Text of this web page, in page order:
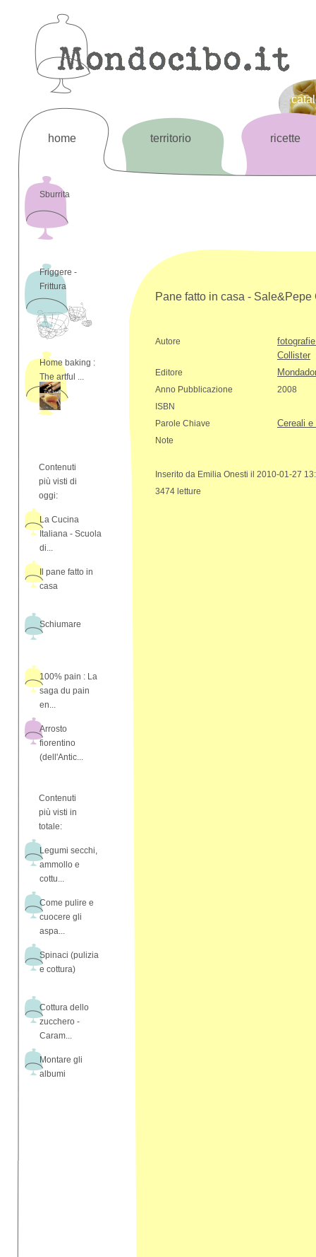
home territorio ricette
Sburrita
Friggere -
Frittura
Home baking :
The artful ...
Contenuti
più visti di
oggi:
La Cucina
Italiana - Scuola
di...
Il pane fatto in
casa
Schiumare
100% pain : La
saga du pain
en...
Arrosto
fiorentino
(dell'Antic...
Contenuti
più visti in
totale:
Legumi secchi,
ammollo e
cottu...
Come pulire e
cuocere gli
aspa...
Spinaci (pulizia
e cottura)
Cottura dello
zucchero -
Caram...
Montare gli
albumi
Pane fatto in casa - Sale&Pepe
Autore
Collister
Editore
Anno Pubblicazione
2008
ISBN
Parole Chiave
Cereali e
Note
Inserito da Emilia Onesti il 2010-01-27
3474 letture